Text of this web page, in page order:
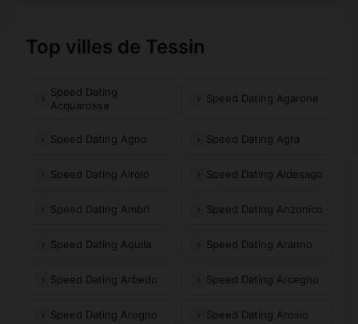
Top villes de Tessin
Speed Dating
Acquarossa
Speed Dating Agarone
Speed Dating Agno Speed Dating Agra
Speed Dating Airolo Speed Dating Aldesago
Speed Dating Ambrì Speed Dating Anzonico
Speed Dating Aquila Speed Dating Aranno
Speed Dating Arbedo Speed Dating Arcegno
Speed Dating Arogno Speed Dating Arosio